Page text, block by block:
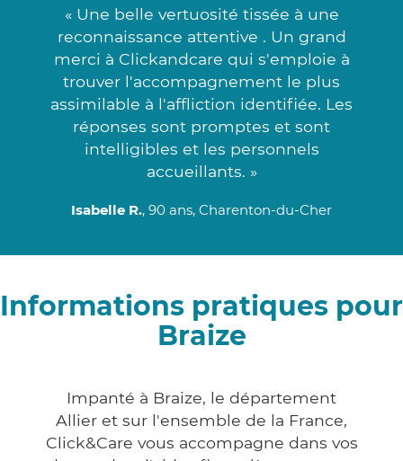
« Une belle vertuosité tissée à une
reconnaissance attentive . Un grand
merci à Clickandcare qui s'emploie à
trouver l'accompagnement le plus
assimilable à l'affliction identifiée. Les
réponses sont promptes et sont
intelligibles et les personnels
accueillants. »
Isabelle R., 90 ans, Charenton-du-Cher
Informations pratiques pour
Braize
Impanté à Braize, le département
Allier et sur l'ensemble de la France,
Click&Care vous accompagne dans vos